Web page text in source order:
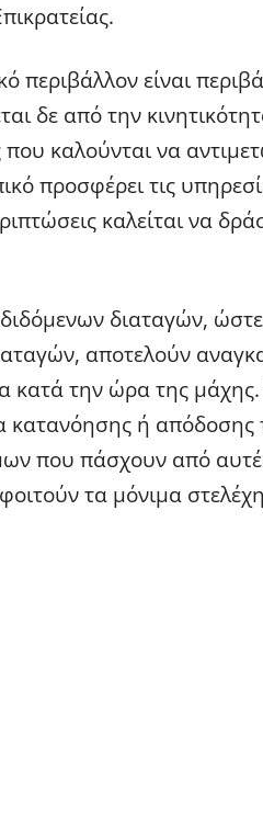
περιβάλλον είναι
δε από την
καλούνται να
προσφέρει τις
καλείται να
διαταγών,
αποτελούν
κατά την ώρα της
κατανόησης ή απόδοσης
που πάσχουν από
τα μόνιμα